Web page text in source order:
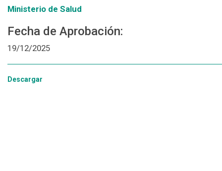
Ministerio de Salud
Fecha de Aprobación:
19/12/2025
Descargar